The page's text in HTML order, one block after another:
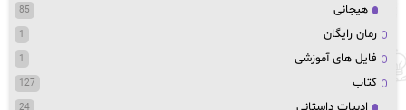
هیجانی 85
رمان رایگان 1
فایل های آموزشی 1
کتاب 127